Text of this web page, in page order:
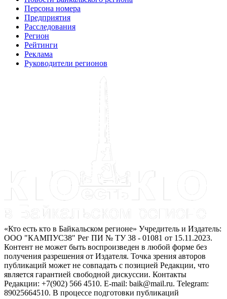
Персона номера
Предприятия
Расследования
Регион
Рейтинги
Реклама
Руководители регионов
«Кто есть кто в Байкальском регионе» Учредитель и Издатель:
ООО "КАМПУС38" Рег ПИ № ТУ 38 - 01081 от 15.11.2023.
Контент не может быть воспроизведен в любой форме без
получения разрешения от Издателя. Точка зрения авторов
публикаций может не совпадать с позицией Редакции, что
является гарантией свободной дискуссии. Контакты
Редакции: +7(902) 566 4510. E-mail: baik@mail.ru. Telegram:
89025664510. В процессе подготовки публикаций